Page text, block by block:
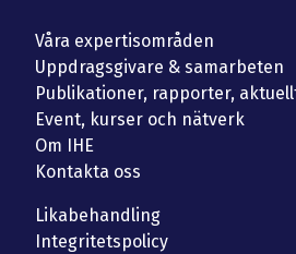
Våra expertisområden
Uppdragsgivare & samarbeten
Publikationer, rapporter,
Event, kurser och nätverk
Om IHE
Kontakta oss
Likabehandling
Integritetspolicy